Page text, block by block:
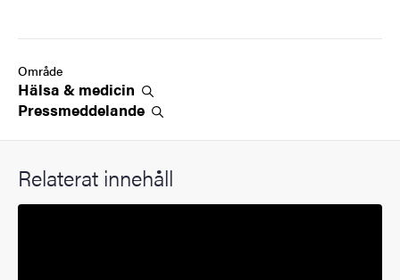
Område
Hälsa & medicin
Pressmeddelande
Relaterat innehåll